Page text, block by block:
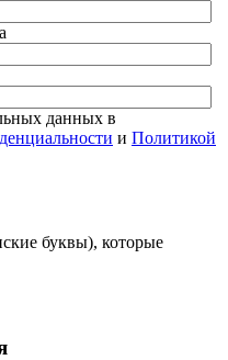
данных в
и Политикой
буквы), которые